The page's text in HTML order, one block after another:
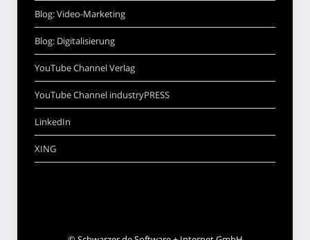
Blog: Video-Marketing
Blog: Digitalisierung
YouTube Channel Verlag
YouTube Channel industryPRESS
LinkedIn
XING